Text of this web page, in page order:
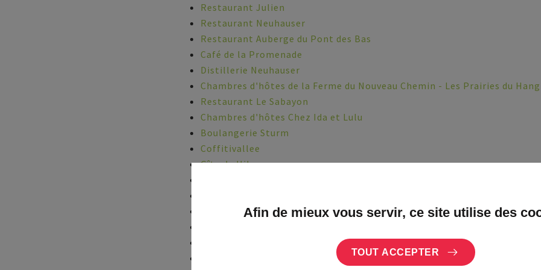
Restaurant Julien
Restaurant Neuhauser
Restaurant Auberge du Pont des Bas
Café de la Promenade
Distillerie Neuhauser
Chambres d'hôtes de la Ferme du Nouveau Chemin - Les Prairies du Hang
Restaurant Le Sabayon
Chambres d'hôtes Chez Ida et Lulu
Boulangerie Sturm
Coffitivallee
Gîte du Hibou
Restaurant La croisée des chemins
Location de vacances Chez Florine
Afin de mieux vous servir, ce site utilise des
TOUT ACCEPTER